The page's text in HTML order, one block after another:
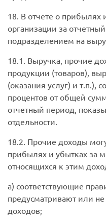
18. В отчете о прибылях
организации за
подразделением на
18.1. Выручка, прочие
продукции (товаров),
(оказания услуг) и т.п.),
процентов от общей
отчетный период,
отдельности.
18.2. Прочие доходы
прибылях и убытках за
относящихся к этим
а) соответствующие
предусматривают или
доходов;